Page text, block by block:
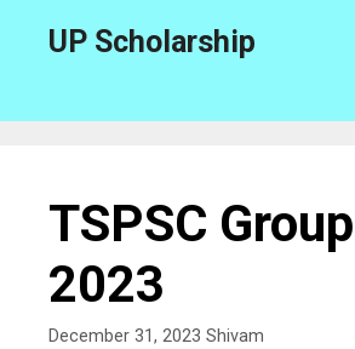
UP Scholarship
TSPSC
2023
December 31, 2023 Shivam